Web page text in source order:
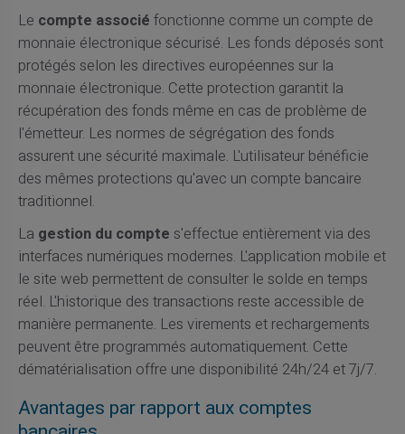
Le compte associé fonctionne comme un compte de
monnaie électronique sécurisé. Les fonds déposés sont
protégés selon les directives européennes sur la
monnaie électronique. Cette protection garantit la
récupération des fonds même en cas de problème de
l'émetteur. Les normes de ségrégation des fonds
assurent une sécurité maximale. L'utilisateur bénéficie
des mêmes protections qu'avec un compte bancaire
traditionnel.
La gestion du compte s'effectue entièrement via des
interfaces numériques modernes. L'application mobile et
le site web permettent de consulter le solde en temps
réel. L'historique des transactions reste accessible de
manière permanente. Les virements et rechargements
peuvent être programmés automatiquement. Cette
dématérialisation offre une disponibilité 24h/24 et 7j/7.
Avantages par rapport aux comptes